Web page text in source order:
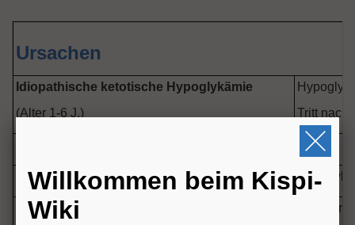
Ursachen
Idiopathische ketotische Hypoglykämie
(Alter 1-6 J.)
Tritt nach
Sepsis,
Defekte der Glykolyse und der Glykogenolyse z.B.
Glukoneogenese Defekte z.B.
Willkommen beim Kispi-
Wiki